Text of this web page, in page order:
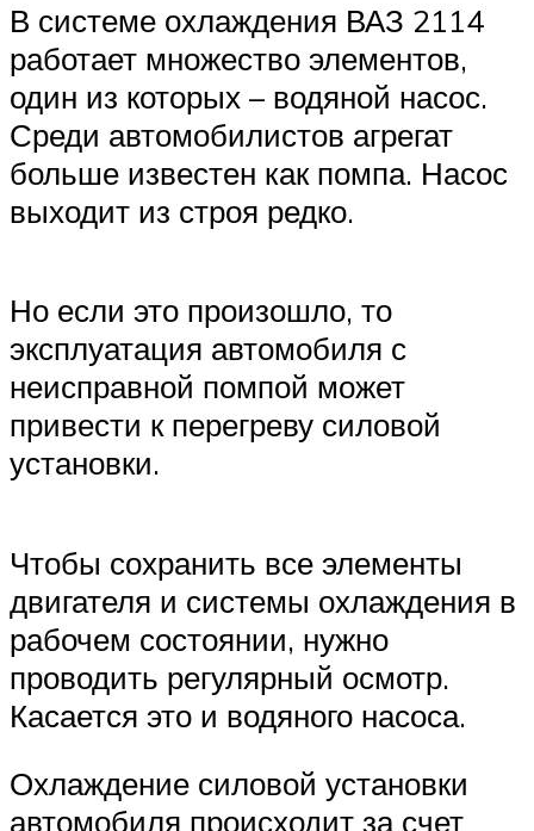
В системе охлаждения ВАЗ 2114
работает множество элементов,
один из которых – водяной насос.
Среди автомобилистов агрегат
больше известен как помпа. Насос
выходит из строя редко.
Но если это произошло, то
эксплуатация автомобиля с
неисправной помпой может
привести к перегреву силовой
установки.
Чтобы сохранить все элементы
двигателя и системы охлаждения в
рабочем состоянии, нужно
проводить регулярный осмотр.
Касается это и водяного насоса.
Охлаждение силовой установки
автомобиля происходит за счет